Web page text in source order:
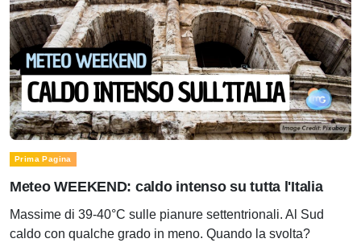
Prima Pagina
Meteo WEEKEND: caldo intenso su tutta l'Italia
Massime di 39-40°C sulle pianure settentrionali. Al Sud
caldo con qualche grado in meno. Quando la svolta?